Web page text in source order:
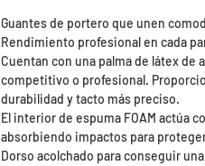
Guantes de portero que unen
Rendimiento profesional en cada
Cuentan con una palma de látex de
competitivo o profesional.
durabilidad y tacto más preciso.
El interior de espuma FOAM actúa
absorbiendo impactos para
Dorso acolchado para conseguir